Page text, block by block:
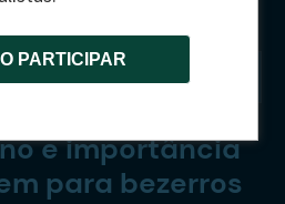
PARTICIPAR
e importância
para bezerros